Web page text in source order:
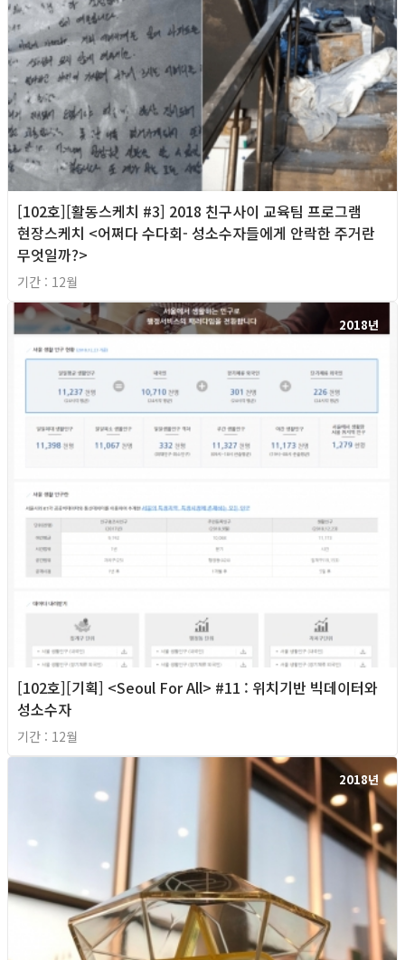
[102호][활동스케치 #3] 2018 친구사이 교육팀 프로그램
현장스케치 <어쩌다 수다회- 성소수자들에게 안락한 주거란
무엇일까?>
기간 : 12월
2018년
[102호][기획] <Seoul For All> #11 : 위치기반 빅데이터와
성소수자
기간 : 12월
2018년